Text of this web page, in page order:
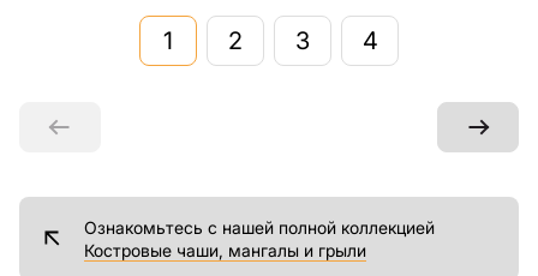
1 2 3 4
Ознакомьтесь с нашей полной коллекцией
Костровые чаши, мангалы и грыли